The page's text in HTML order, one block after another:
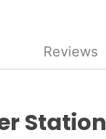
Reviews
Station